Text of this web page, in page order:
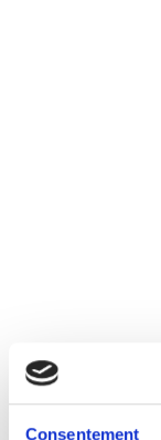
Consentement
d’autres
wallonne du